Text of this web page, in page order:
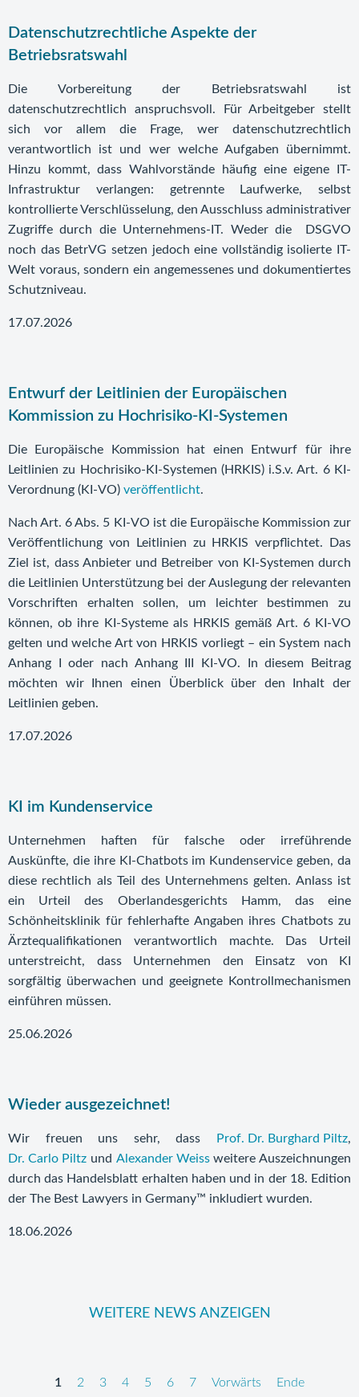
Datenschutzrechtliche Aspekte der
Betriebsratswahl
Die Vorbereitung der Betriebsratswahl ist
datenschutzrechtlich anspruchsvoll. Für Arbeitgeber stellt
sich vor allem die Frage, wer datenschutzrechtlich
verantwortlich ist und wer welche Aufgaben übernimmt.
Hinzu kommt, dass Wahlvorstände häufig eine eigene IT-
Infrastruktur verlangen: getrennte Laufwerke, selbst
kontrollierte Verschlüsselung, den Ausschluss administrativer
Zugriffe durch die Unternehmens-IT. Weder die DSGVO
noch das BetrVG setzen jedoch eine vollständig isolierte IT-
Welt voraus, sondern ein angemessenes und dokumentiertes
Schutzniveau.
17.07.2026
Entwurf der Leitlinien der Europäischen
Kommission zu Hochrisiko-KI-Systemen
Die Europäische Kommission hat einen Entwurf für ihre
Leitlinien zu Hochrisiko-KI-Systemen (HRKIS) i.S.v. Art. 6 KI-
Verordnung (KI-VO) veröffentlicht.
Nach Art. 6 Abs. 5 KI-VO ist die Europäische Kommission zur
Veröffentlichung von Leitlinien zu HRKIS verpflichtet. Das
Ziel ist, dass Anbieter und Betreiber von KI-Systemen durch
die Leitlinien Unterstützung bei der Auslegung der relevanten
Vorschriften erhalten sollen, um leichter bestimmen zu
können, ob ihre KI-Systeme als HRKIS gemäß Art. 6 KI-VO
gelten und welche Art von HRKIS vorliegt – ein System nach
Anhang I oder nach Anhang III KI-VO. In diesem Beitrag
möchten wir Ihnen einen Überblick über den Inhalt der
Leitlinien geben.
17.07.2026
KI im Kundenservice
Unternehmen haften für falsche oder irreführende
Auskünfte, die ihre KI-Chatbots im Kundenservice geben, da
diese rechtlich als Teil des Unternehmens gelten. Anlass ist
ein Urteil des Oberlandesgerichts Hamm, das eine
Schönheitsklinik für fehlerhafte Angaben ihres Chatbots zu
Ärztequalifikationen verantwortlich machte. Das Urteil
unterstreicht, dass Unternehmen den Einsatz von KI
sorgfältig überwachen und geeignete Kontrollmechanismen
einführen müssen.
25.06.2026
Wieder ausgezeichnet!
Wir freuen uns sehr, dass Prof. Dr. Burghard Piltz,
Dr. Carlo Piltz und Alexander Weissweitere Auszeichnungen
durch das Handelsblatt erhalten haben und in der 18. Edition
der The Best Lawyers in Germany™ inkludiert wurden.
18.06.2026
WEITERE NEWS ANZEIGEN
1 2 3 4 5 6 7 Vorwärts Ende